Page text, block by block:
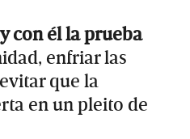
con él la prueba
enfriar las
que la
en un pleito de